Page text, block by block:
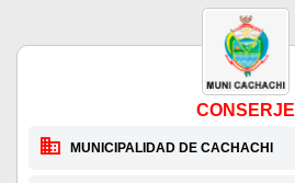
CONSERJE
MUNICIPALIDAD DE CACHACHI